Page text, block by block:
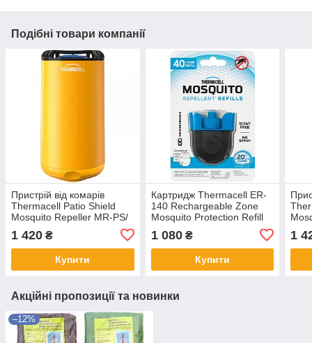
Подібні товари компанії
Пристрій від комарів
Thermacell Patio Shield
Mosquito Repeller MR-PS/
1 420 ₴
Купити
Картридж Thermacell ER-
140 Rechargeable Zone
Mosquito Protection Refill
1 080₴
Купити
1
Акційні пропозиції та новинки
–12%